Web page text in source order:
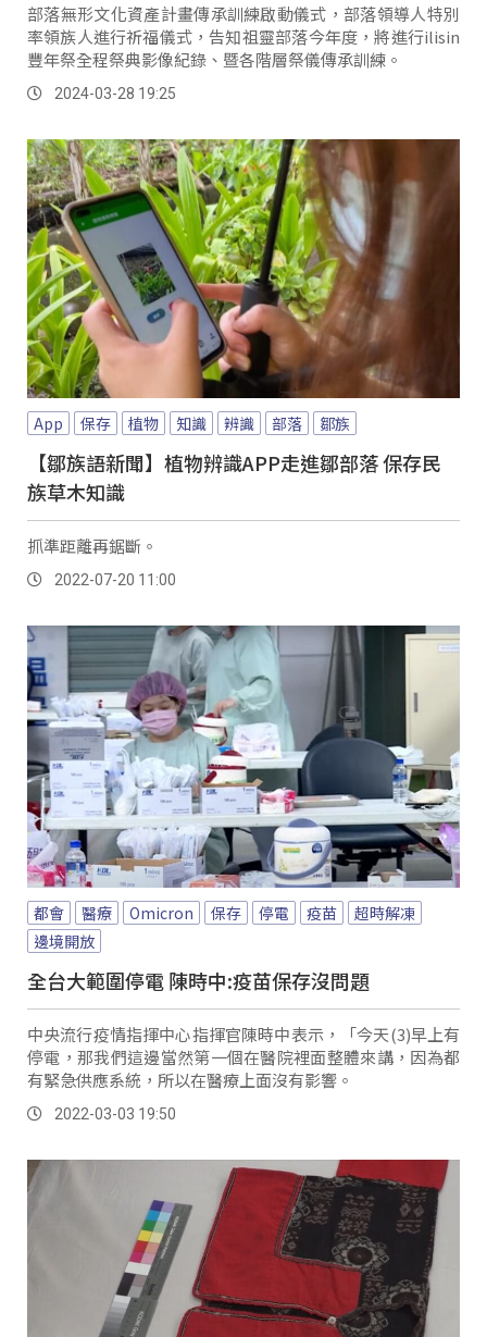
部落無形文化資產計畫傳承訓練啟動儀式，部落領導人特別
率領族人進行祈福儀式，告知祖靈部落今年度，將進行ilisin
豐年祭全程祭典影像紀錄、暨各階層祭儀傳承訓練。
2024-03-28 19:25
App 保存 植物 知識 辨識 部落 鄒族
【鄒族語新聞】植物辨識APP走進鄒部落 保存民
族草木知識
抓準距離再鋸斷。
2022-07-20 11:00
都會 醫療 Omicron 保存 停電 疫苗
超時解凍
邊境開放
全台大範圍停電 陳時中:疫苗保存沒問題
中央流行疫情指揮中心指揮官陳時中表示，「今天(3)早上有
停電，那我們這邊當然第一個在醫院裡面整體來講，因為都
有緊急供應系統，所以在醫療上面沒有影響。
2022-03-03 19:50